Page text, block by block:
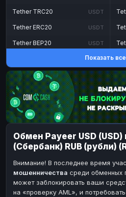
Tether TRC20 USDT
Tether ERC20 USDT
Tether BEP20 USDT
DASH
Toncoin TON
Dogecoin DOGE
TRX TRON
Bitcoin Cash BCH
BinanceCoin BEP20
Ether Classic ETC
SOL
Ripple XRP
Показать все
Обмен Payeer USD (USD)
(Сбербанк) RUB (рубли)
Внимание! В последнее время
мошенничества среди обменных
может заблокировать ваши
на «проверку AML», и